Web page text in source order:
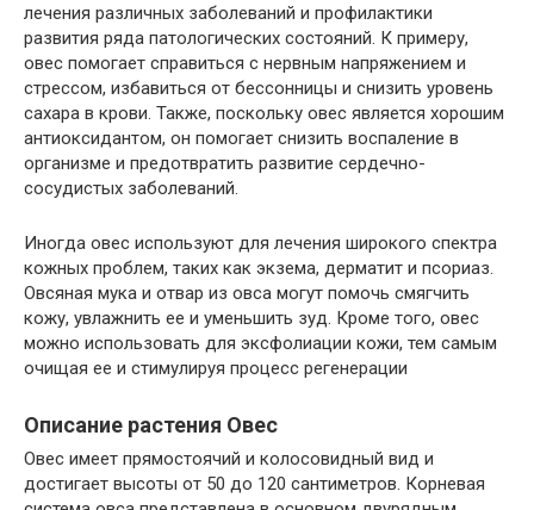
лечения различных заболеваний и профилактики
развития ряда патологических состояний. К примеру,
овес помогает справиться с нервным напряжением и
стрессом, избавиться от бессонницы и снизить уровень
сахара в крови. Также, поскольку овес является хорошим
антиоксидантом, он помогает снизить воспаление в
организме и предотвратить развитие сердечно-
сосудистых заболеваний.
Иногда овес используют для лечения широкого спектра
кожных проблем, таких как экзема, дерматит и псориаз.
Овсяная мука и отвар из овса могут помочь смягчить
кожу, увлажнить ее и уменьшить зуд. Кроме того, овес
можно использовать для эксфолиации кожи, тем самым
очищая ее и стимулируя процесс регенерации
Описание растения Овес
Овес имеет прямостоячий и колосовидный вид и
достигает высоты от 50 до 120 сантиметров. Корневая